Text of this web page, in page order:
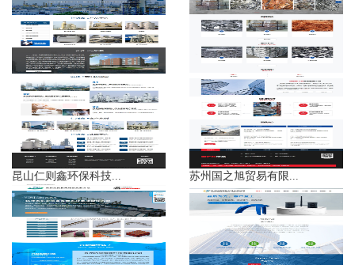
昆山仁则鑫环保科技... 苏州国之旭贸易有限...